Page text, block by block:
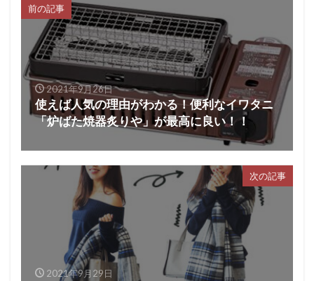
前の記事
2021年9月26日
使えば人気の理由がわかる！便利なイワタニ
「炉ばた焼器炙りや」が最高に良い！！
次の記事
2021年9月29日